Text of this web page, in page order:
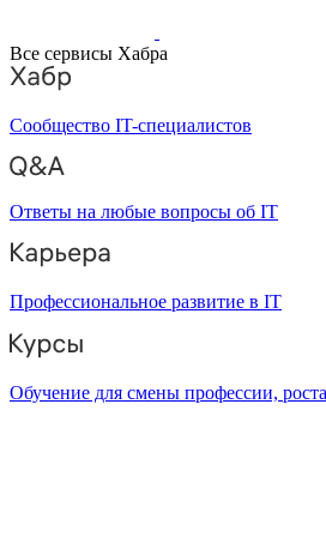
Все сервисы Хабра
Сообщество IT-специалистов
Ответы на любые вопросы об IT
Профессиональное развитие в IT
Обучение для смены профессии,